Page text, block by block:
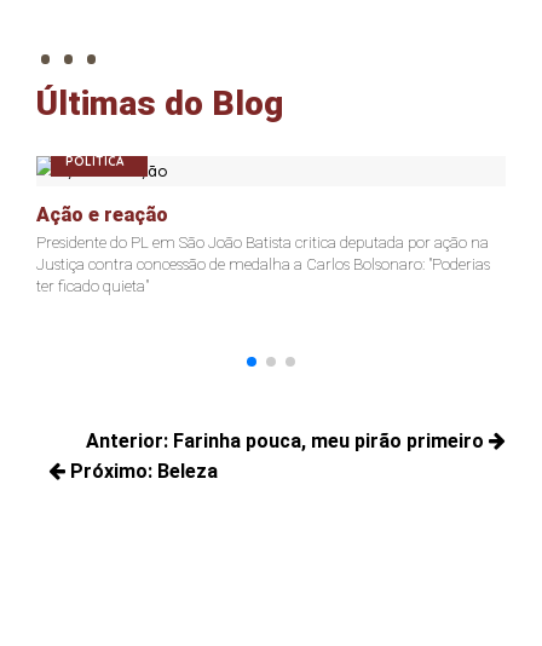
. . .
Últimas do Blog
POLÍTICA
Ação e reação
Presidente do PL em São João Batista critica deputada por ação na
Justiça contra concessão de medalha a Carlos Bolsonaro: "Poderias
ter ficado quieta"
Navegação
de
Anterior:
Posts
Farinha pouca, meu pirão primeiro
Próximo: Beleza